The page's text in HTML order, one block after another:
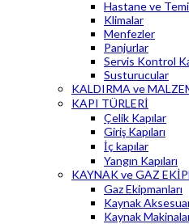
Hastane ve
Klimalar
Menfezler
Panjurlar
Servis Kontrol
Susturucular
KALDIRMA ve
KAPI TÜRLERİ
Çelik Kapılar
Giriş Kapıları
İç kapılar
Yangın Kapıları
KAYNAK ve GAZ
Gaz Ekipmanları
Kaynak
Kaynak